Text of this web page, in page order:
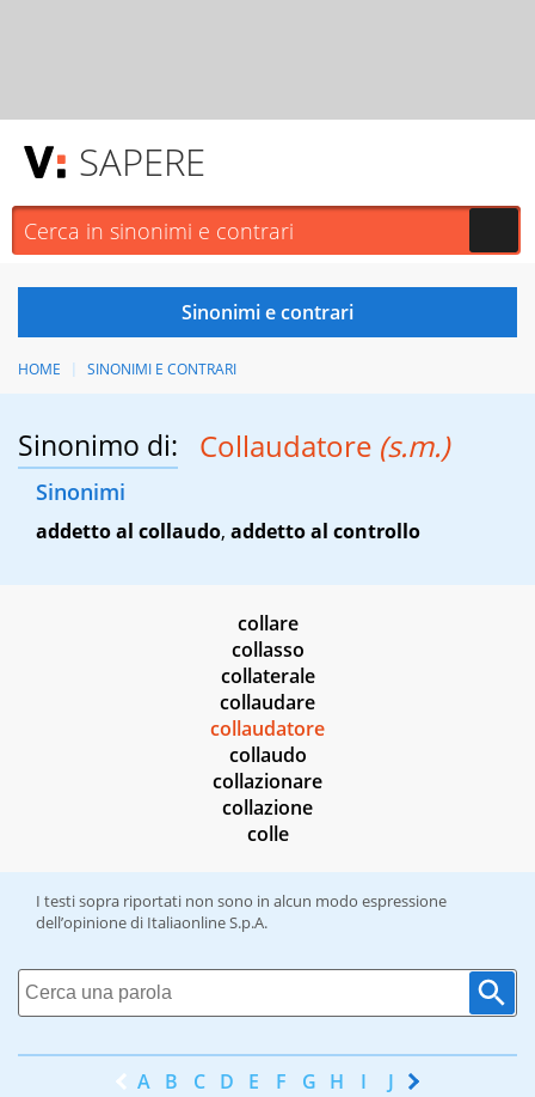
SAPERE
HOME SINONIMI E CONTRARI
Sinonimo di: Collaudatore (s.m.)
Sinonimi
addetto al collaudo, addetto al controllo
collare
collasso
collaterale
collaudare
collaudatore
collaudo
collazionare
collazione
colle
I testi sopra riportati non sono in alcun modo espressione
dell’opinione di Italiaonline S.p.A.
A B C D E F G H I J K